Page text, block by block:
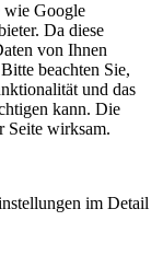
wie Google
Da diese
von Ihnen
beachten Sie,
und das
kann. Die
Seite wirksam.
im Detail